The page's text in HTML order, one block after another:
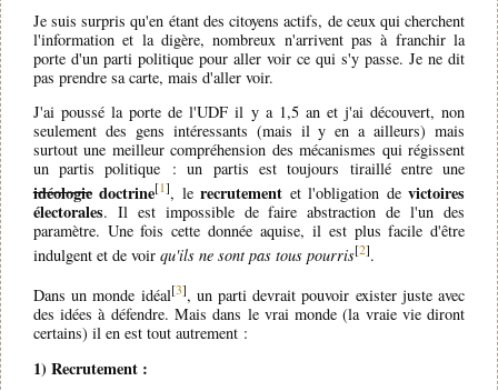
Je suis surpris qu'en étant des citoyens actifs, de ceux qui cherchent
l'information et la digère, nombreux n'arrivent pas à franchir la
porte d'un parti politique pour aller voir ce qui s'y passe. Je ne dit
pas prendre sa carte, mais d'aller voir.
J'ai poussé la porte de l'UDF il y a 1,5 an et j'ai découvert, non
seulement des gens intéressants (mais il y en a ailleurs) mais
surtout une meilleur compréhension des mécanismes qui régissent
un partis politique : un partis est toujours tiraillé entre une
idéologiedoctrine[1], lerecrutement et l'obligation devictoires
électorales. Il est impossible de faire abstraction de l'un des
paramètre. Une fois cette donnée aquise, il est plus facile d'être
indulgent et de voir qu'ils ne sont pas tous pourris[2].
Dans un monde idéal[3], un parti devrait pouvoir exister juste avec
des idées à défendre. Mais dans le vrai monde (la vraie vie diront
certains) il en est tout autrement :
1) Recrutement :